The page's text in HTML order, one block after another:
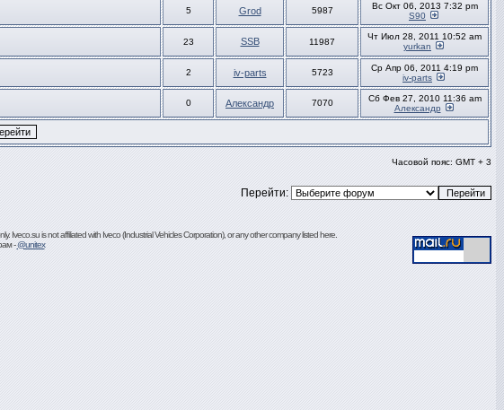
5 Grod 5987
Вс Окт 06, 2013 7:32 pm
S90
23 SSB 11987
Чт Июл 28, 2011 10:52 am
yurkan
2 iv-parts 5723
Ср Апр 06, 2011 4:19 pm
iv-parts
0 Александр 7070
Сб Фев 27, 2010 11:36 am
Александр
Часовой пояс: GMT + 3
Перейти:
is not affiliated with Iveco (Industrial Vehicles Corporation), or any other company listed here.
-@unitex